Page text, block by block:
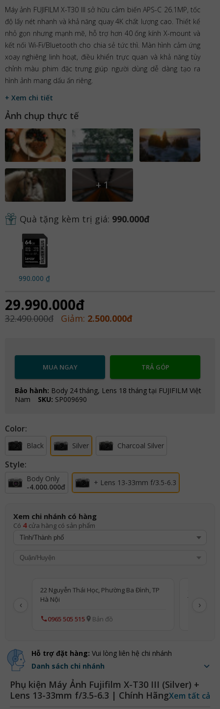
Máy ảnh FUJIFILM X-T30 III sở hữu cảm biến APS-C 26.1MP, tốc
độ lấy nét nhanh và khả năng quay 4K chất lượng cao. Thiết kế
nhỏ gọn nhưng mạnh mẽ, hỗ trợ hơn 40 ống kính X-mount và
kết nối Wi-Fi/Bluetooth cho chia sẻ tức thì. Màn hình cảm ứng
xoay nghiêng linh hoạt, điều khiển trực quan và khả năng tùy
chỉnh màu phim đặc trưng giúp người dùng dễ dàng tạo ra
hình ảnh mang dấu ấn riêng.
+ Xem chi tiết
Ảnh chụp thực tế
+1
Quà tặng kèm trị giá: 990.000đ
990.000 ₫
29.990.000đ
32.490.000đ Giảm: 2.500.000đ
MUA NGAY TRẢ GÓP
Bảo hành: Body 24 tháng, Lens 18 tháng tại FUJIFILM Việt
Nam
SKU: SP009690
Color:
Black Silver Charcoal Silver
Style:
Body Only
-4.000.000đ
+ Lens 13-33mm f/3.5-6.3
Xem chi nhánh có hàng
Có 4 cửa hàng có sản phẩm
‹
22 Nguyễn Thái Học, Phường Ba Đình, TP
Hà Nội
0965 505 515 Bản đồ
TP Hà Nội
›
Hỗ trợ đặt hàng: Vui lòng liên hệ chi nhánh
Danh sách chi nhánh
Phụ kiện Máy Ảnh Fujifilm X-T30 III (Silver) +
Lens 13-33mm f/3.5-6.3 | Chính HãngXem tất cả